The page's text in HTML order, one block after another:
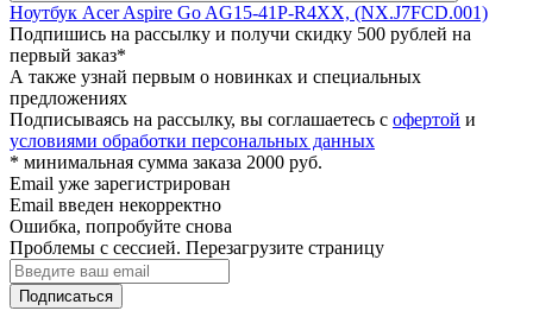
Ноутбук Acer Aspire Go AG15-41P-R4XX, (NX.J7FCD.001)
Подпишись на рассылку и получи скидку 500 рублей на
первый заказ*
А также узнай первым о новинках и специальных
предложениях
Подписываясь на рассылку, вы соглашаетесь с офертой и
условиями обработки персональных данных
* минимальная сумма заказа 2000 руб.
Email уже зарегистрирован
Email введен некорректно
Ошибка, попробуйте снова
Проблемы с сессией. Перезагрузите страницу
Подписаться